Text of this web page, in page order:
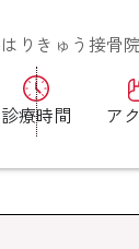
りきゅう接骨院
診療時間 ア